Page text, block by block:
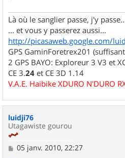
Là où le sanglier passe, j'y
... et vous y passerez aussi...
http://picasaweb.google.com/
GPS GaminForetrex201
2 GPS BAYO: Exploreur 3 V3 et
CE 3.24 et CE 3D 1.14
V.A.E. Haibike XDURO N'DURO
luidji76
Utagawiste gourou
M
05 janv. 2010, 22:27